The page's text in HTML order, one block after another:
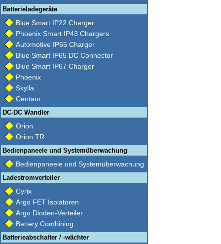
Batterieladegeräte
Blue Smart IP22 Charger
Phoenix Smart IP43 Chargers
Automotive IP65 Charger
Blue Smart IP65 DC Connector
Blue Smart IP67 Charger
Phoenix
Skylla
Centaur
DC-DC Wandler
Orion
Orion TR
Bedienpaneele und Systemüberwachung
Bedienpaneele und Systemüberwachung
Ladestromverteiler
Cyrix
Argo FET Isolatoren
Argo Dioden-Verteiler
Battery Combining
Batterieabschalter / -wächter